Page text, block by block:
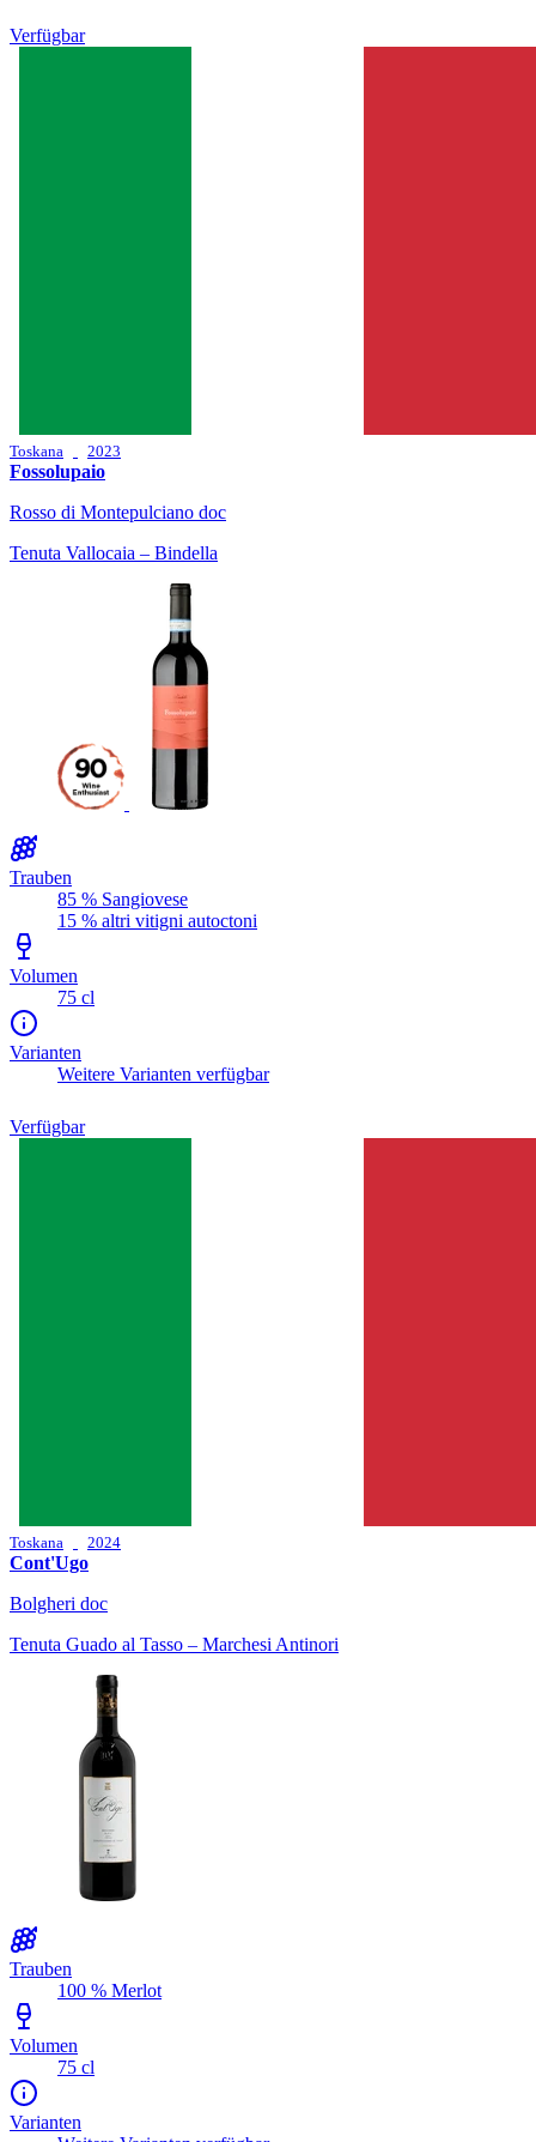
Verfügbar
Toskana 2023
Fossolupaio
Rosso di Montepulciano doc
Tenuta Vallocaia – Bindella
Trauben
85 % Sangiovese
15 % altri vitigni autoctoni
Volumen
75 cl
Varianten
Weitere Varianten verfügbar
Verfügbar
Toskana 2024
Cont'Ugo
Bolgheri doc
Tenuta Guado al Tasso – Marchesi Antinori
Trauben
100 % Merlot
Volumen
75 cl
Varianten